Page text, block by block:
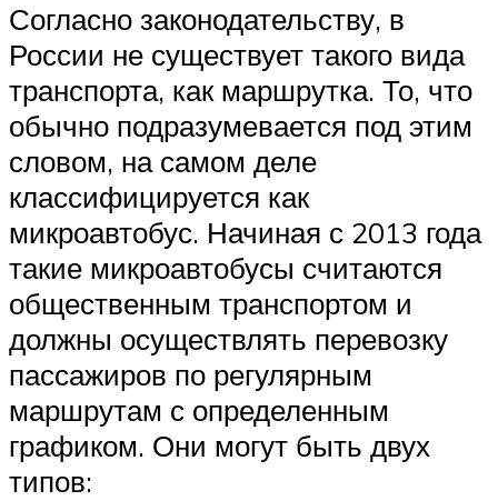
Согласно законодательству, в
России не существует такого вида
транспорта, как маршрутка. То, что
обычно подразумевается под этим
словом, на самом деле
классифицируется как
микроавтобус. Начиная с 2013 года
такие микроавтобусы считаются
общественным транспортом и
должны осуществлять перевозку
пассажиров по регулярным
маршрутам с определенным
графиком. Они могут быть двух
типов: